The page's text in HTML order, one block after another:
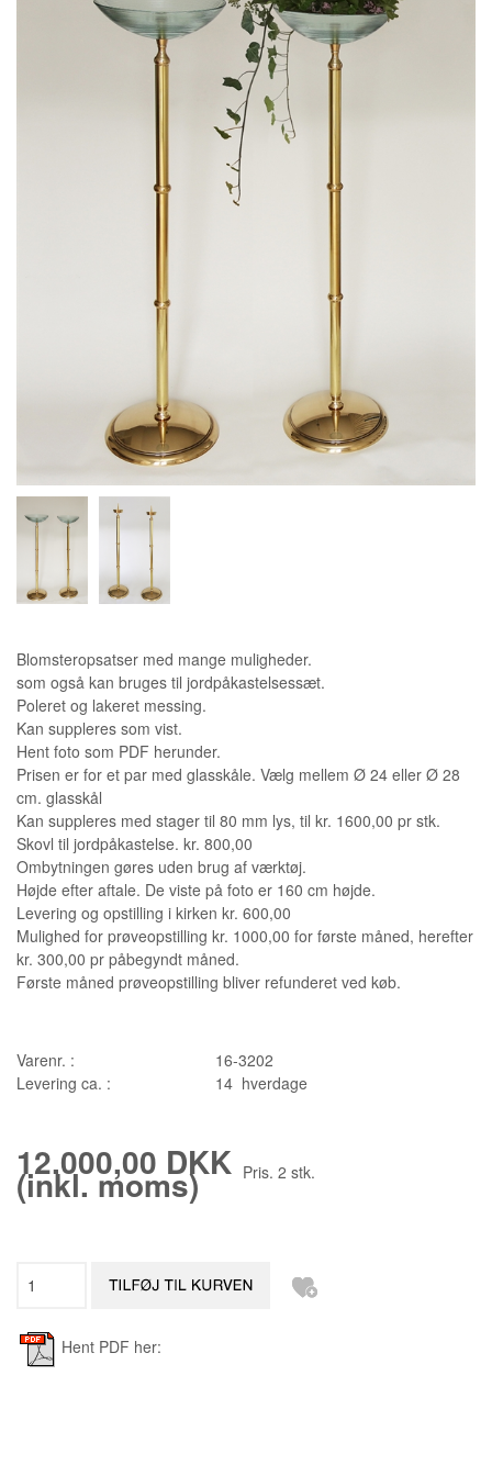
Blomsteropsatser med mange muligheder.
som også kan bruges til jordpåkastelsessæt.
Poleret og lakeret messing.
Kan suppleres som vist.
Hent foto som PDF herunder.
Prisen er for et par med glasskåle. Vælg mellem Ø 24 eller Ø 28
cm. glasskål
Kan suppleres med stager til 80 mm lys, til kr. 1600,00 pr stk.
Skovl til jordpåkastelse. kr. 800,00
Ombytningen gøres uden brug af værktøj.
Højde efter aftale. De viste på foto er 160 cm højde.
Levering og opstilling i kirken kr. 600,00
Mulighed for prøveopstilling kr. 1000,00 for første måned, herefter
kr. 300,00 pr påbegyndt måned.
Første måned prøveopstilling bliver refunderet ved køb.
Varenr. :
16-3202
Levering ca. :
14 hverdage
12.000,00 DKK
(inkl. moms) Pris. 2 stk.
Hent PDF her: